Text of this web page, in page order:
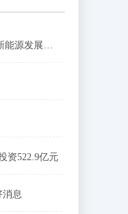
专家：平价、去财政补贴将成中国新能源发展主基调
资522.9亿元
消息